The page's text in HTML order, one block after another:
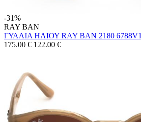
-31%
RAY BAN
ΓΥΑΛΙΑ ΗΛΙΟΥ RAY BAN 2180 6788V1
175.00 € 122.00 €